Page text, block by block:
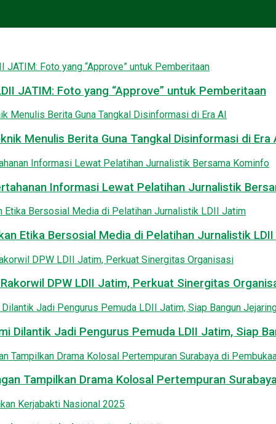
JATIM: Foto yang “Approve” untuk Pemberitaan
Menulis Berita Guna Tangkal Disinformasi di Era
Informasi Lewat Pelatihan Jurnalistik
Etika Bersosial Media di Pelatihan Jurnalistik
DPW LDII Jatim, Perkuat Sinergitas
Dilantik Jadi Pengurus Pemuda LDII Jatim, Siap
Tampilkan Drama Kolosal Pertempuran